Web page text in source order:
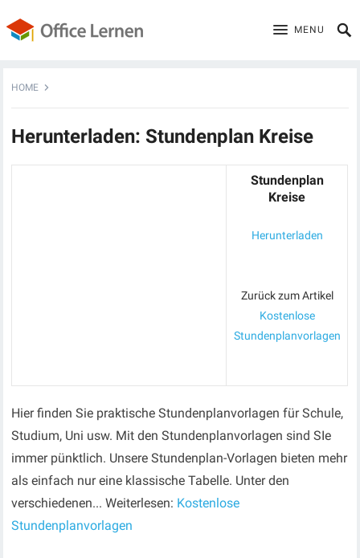
MENU
HOME
Herunterladen: Stundenplan Kreise
Stundenplan
Kreise
Herunterladen
Zurück zum Artikel
Kostenlose
Stundenplanvorlagen
Hier finden Sie praktische Stundenplanvorlagen für Schule,
Studium, Uni usw. Mit den Stundenplanvorlagen sind SIe
immer pünktlich. Unsere Stundenplan-Vorlagen bieten mehr
als einfach nur eine klassische Tabelle. Unter den
verschiedenen... Weiterlesen: Kostenlose
Stundenplanvorlagen